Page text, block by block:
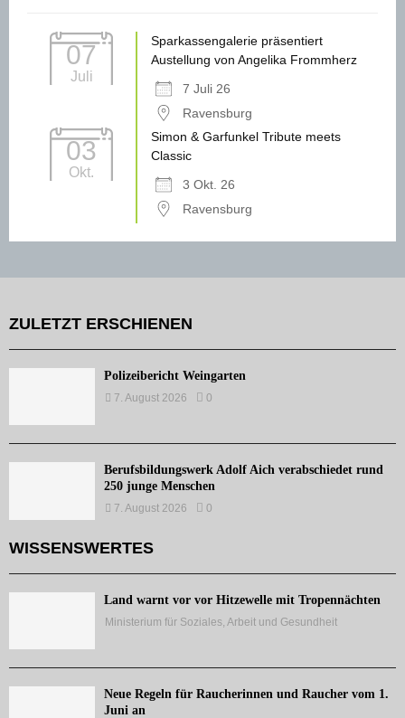
07
Juli
Sparkassengalerie präsentiert
Austellung von Angelika Frommherz
7 Juli 26
Ravensburg
03
Okt.
Simon & Garfunkel Tribute meets
Classic
3 Okt. 26
Ravensburg
ZULETZT ERSCHIENEN
Polizeibericht Weingarten
7. August 2026 0
Berufsbildungswerk Adolf Aich verabschiedet rund
250 junge Menschen
7. August 2026 0
WISSENSWERTES
Land warnt vor vor Hitzewelle mit Tropennächten
Ministerium für Soziales, Arbeit und Gesundheit
Neue Regeln für Raucherinnen und Raucher vom 1.
Juni an